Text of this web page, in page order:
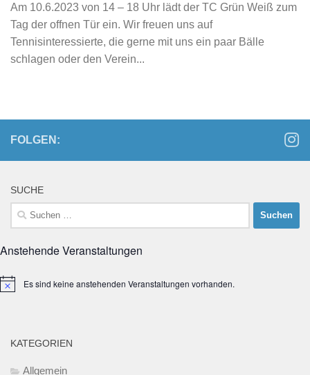
Am 10.6.2023 von 14 – 18 Uhr lädt der TC Grün Weiß zum
Tag der offnen Tür ein. Wir freuen uns auf
Tennisinteressierte, die gerne mit uns ein paar Bälle
schlagen oder den Verein...
FOLGEN:
SUCHE
Suchen
nach:
Anstehende Veranstaltungen
HinweisEs sind keine anstehenden Veranstaltungen vorhanden.
KATEGORIEN
Allgemein